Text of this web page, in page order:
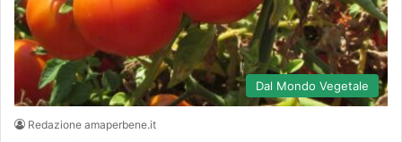
Dal Mondo Vegetale
Redazione amaperbene.it